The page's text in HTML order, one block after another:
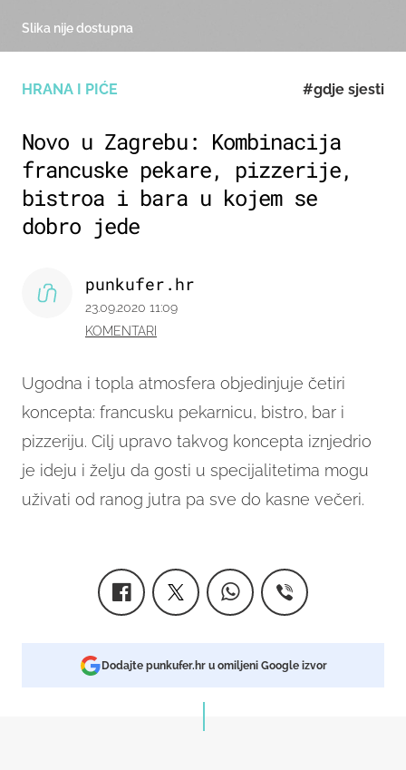
HRANA I PIĆE #gdje sjesti
Novo u Zagrebu: Kombinacija
francuske pekare, pizzerije,
bistroa i bara u kojem se
dobro jede
Ugodna i topla atmosfera objedinjuje četiri
koncepta: francusku pekarnicu, bistro, bar i
pizzeriju. Cilj upravo takvog koncepta iznjedrio
je ideju i želju da gosti u specijalitetima mogu
uživati od ranog jutra pa sve do kasne večeri.
punkufer.hr
23.09.2020 11:09
KOMENTARI
Slika nije dostupna
Dodajte punkufer.hr u omiljeni Google izvor